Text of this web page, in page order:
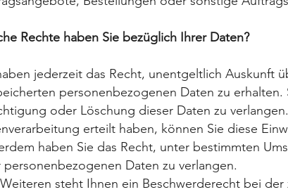
Rechte haben Sie bezüglich Ihrer Daten?
jederzeit das Recht, unentgeltlich Auskunft
personenbezogenen Daten zu
oder Löschung dieser Daten zu
erteilt haben, können Sie diese
haben Sie das Recht, unter bestimmten
personenbezogenen Daten zu verlangen.
steht Ihnen ein Beschwerderecht bei